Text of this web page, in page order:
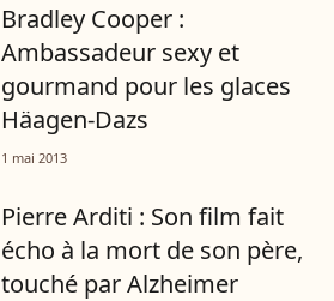
Bradley Cooper :
Ambassadeur sexy et
gourmand pour les glaces
Häagen-Dazs
1 mai 2013
Pierre Arditi : Son film fait
écho à la mort de son père,
touché par Alzheimer